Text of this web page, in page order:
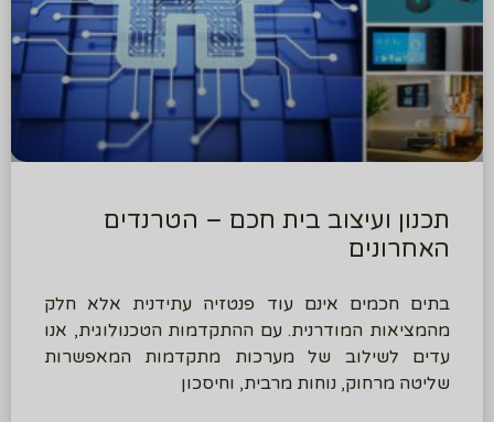
תכנון ועיצוב בית חכם – הטרנדים
האחרונים
בתים חכמים אינם עוד פנטזיה עתידנית אלא חלק
מהמציאות המודרנית. עם ההתקדמות הטכנולוגית, אנו
עדים לשילוב של מערכות מתקדמות המאפשרות
שליטה מרחוק, נוחות מרבית, וחיסכון